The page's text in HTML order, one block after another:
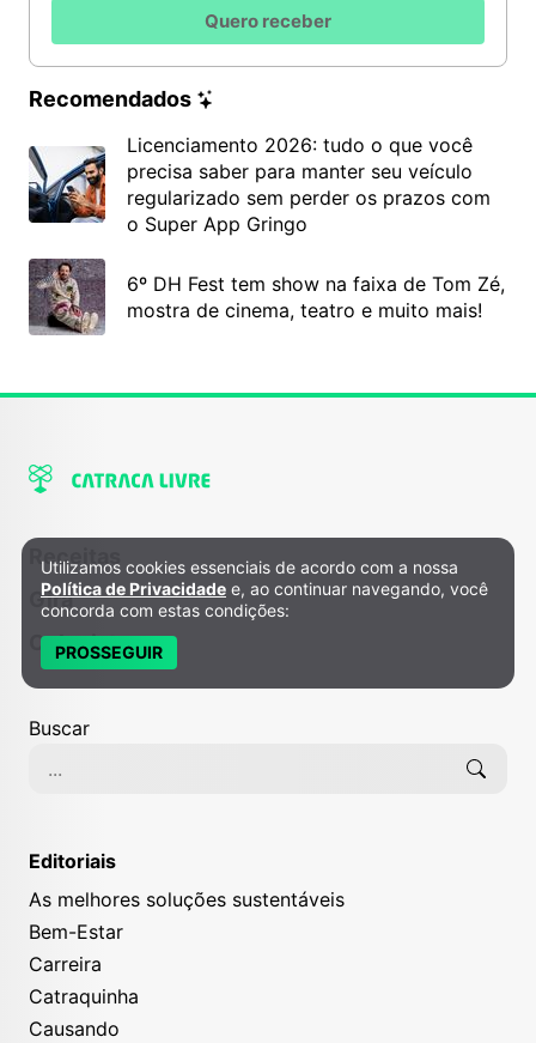
Quero receber
Recomendados
Licenciamento 2026: tudo o que você
precisa saber para manter seu veículo
regularizado sem perder os prazos com
o Super App Gringo
6º DH Fest tem show na faixa de Tom Zé,
mostra de cinema, teatro e muito mais!
Receitas
Gira
Colunistas
Buscar
Editoriais
As melhores soluções sustentáveis
Bem-Estar
Carreira
Catraquinha
Causando
Política de Privacidade e Cookies
Utilizamos cookies essenciais de acordo com a nossa
Política de Privacidade e, ao continuar navegando, você
concorda com estas condições:
PROSSEGUIR